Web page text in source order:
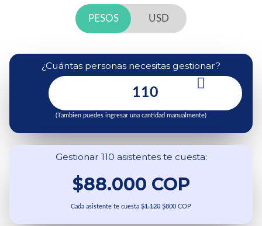
PESOS USD
¿Cuántas personas necesitas gestionar?
(Tambien puedes ingresar una cantidad manualmente)
Gestionar 110 asistentes te cuesta:
$88.000 COP
Cada asistente te cuesta $1.120 $800 COP